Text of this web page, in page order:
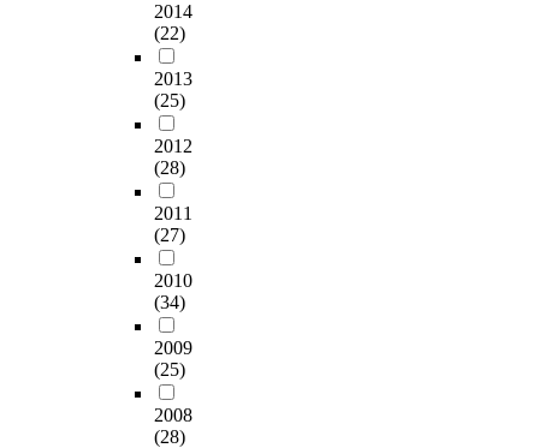
2014
(22)
2013
(25)
2012
(28)
2011
(27)
2010
(34)
2009
(25)
2008
(28)